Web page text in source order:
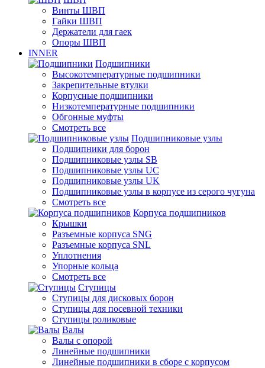
Винты ШВП
Гайки ШВП
Держатели для гаек
Опоры ШВП
INNER
Подшипники
Высокотемпературные подшипники
Закрепительные втулки
Корпусные подшипники
Низкотемпературные подшипники
Обгонные муфты
Смотреть все
Подшипниковые узлы
Подшипники для борон
Подшипниковые узлы SB
Подшипниковые узлы UC
Подшипниковые узлы UK
Подшипниковые узлы в корпусе из серого чугуна
Смотреть все
Корпуса подшипников
Крышки
Разъемные корпуса SNG
Разъемные корпуса SNL
Уплотнения
Упорные кольца
Смотреть все
Ступицы
Ступицы для дисковых борон
Ступицы для посевной техники
Ступицы роликовые
Валы
Валы с опорой
Линейные подшипники
Линейные подшипники в сборе с корпусом